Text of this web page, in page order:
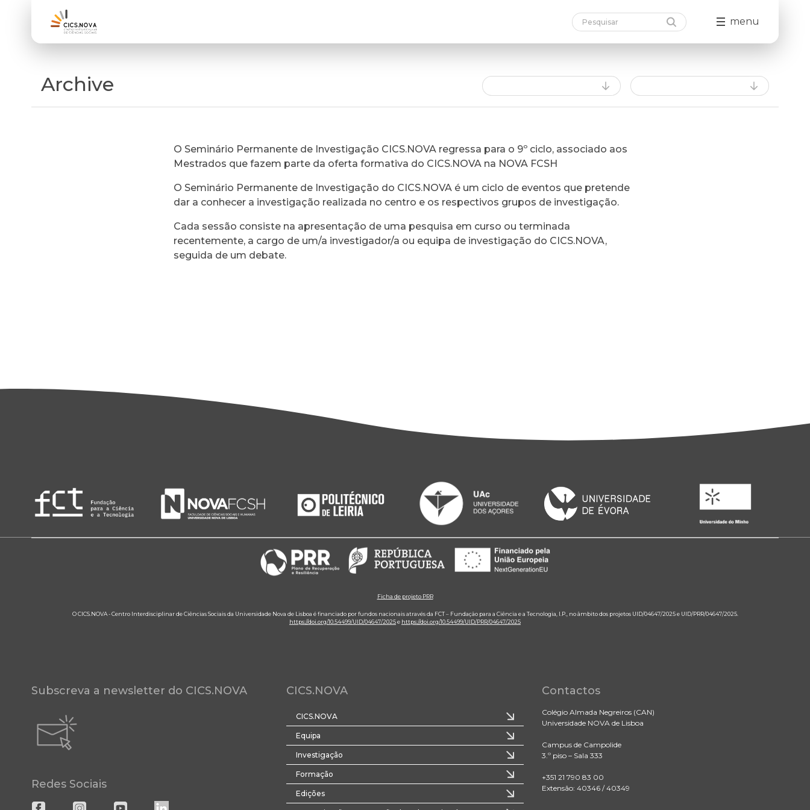
menu
Archive
O Seminário Permanente de Investigação CICS.NOVA regressa para o 9º ciclo, associado aos
Mestrados que fazem parte da oferta formativa do CICS.NOVA na NOVA FCSH
O Seminário Permanente de Investigação do CICS.NOVA é um ciclo de eventos que pretende
dar a conhecer a investigação realizada no centro e os respectivos grupos de investigação.
Cada sessão consiste na apresentação de uma pesquisa em curso ou terminada
recentemente, a cargo de um/a investigador/a ou equipa de investigação do CICS.NOVA,
seguida de um debate.
Ficha de projeto PRR
O CICS.NOVA - Centro Interdisciplinar de Ciências Sociais da Universidade Nova de Lisboa é financiado por fundos nacionais através da FCT – Fundação para a Ciência e a Tecnologia, I.P., no âmbito dos projetos UID/04647/2025 e UID/PRR/04647/2025.
https://doi.org/10.54499/UID/04647/2025e https://doi.org/10.54499/UID/PRR/04647/2025
Subscreva a newsletter do CICS.NOVA
Redes Sociais
CICS.NOVA
CICS.NOVA
Equipa
Investigação
Formação
Edições
Contactos
Colégio Almada Negreiros (CAN)
Universidade NOVA de Lisboa
Campus de Campolide
3.º piso – Sala 333
+351 21 790 83 00
Extensão: 40346 / 40349